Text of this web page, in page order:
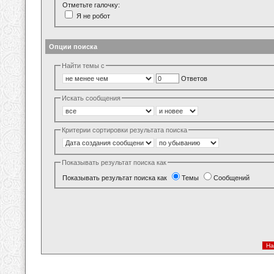
Отметьте галочку:
Я не робот
Опции поиска
Найти темы с
Ответов
Искать сообщения
Критерии сортировки результата поиска
Показывать результат поиска как
Показывать результат поиска как Темы Сообщений